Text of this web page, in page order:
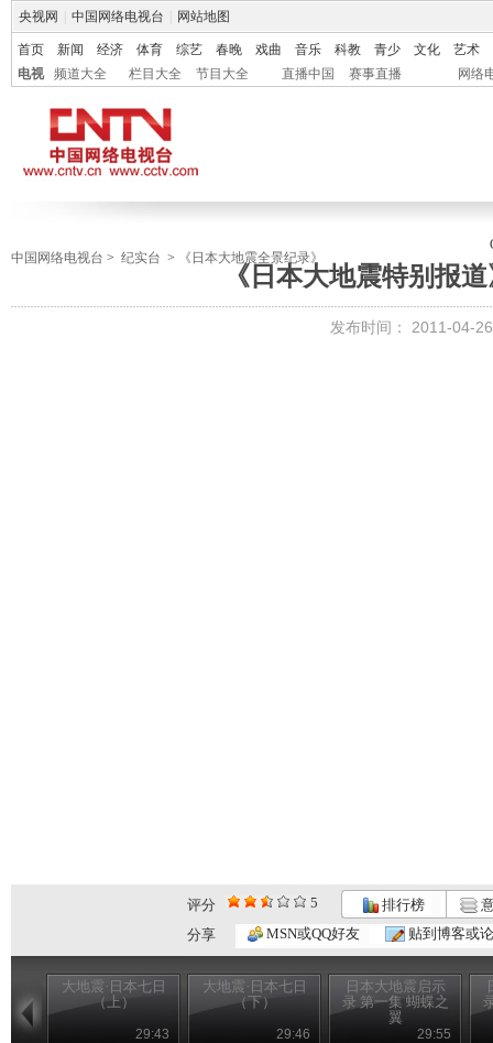
央视网 中国网络电视台 网站地图
首页 新闻 经济 体育 综艺 春晚 戏曲 音乐 科教 青少 文化
艺术
电视
频道大全 栏目大全 节目大全 直播中国 赛事直播 网络
中国网络电视台 > 纪实台 > 《日本大地震全景纪录》
《日本大地震特别报
发布时间： 2011-04-
评分 5 排行榜
分享
MSN或QQ好友 贴到博客或
大地震·日本七日
（上）
29:43
大地震·日本七日
（下）
29:46
日本大地震启示
录 第一集 蝴蝶之
翼
29:55